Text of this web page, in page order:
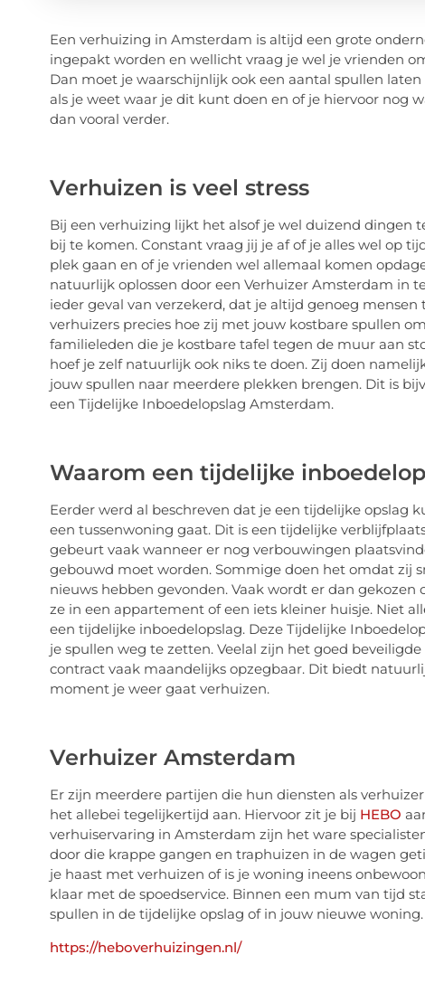
Een verhuizing in Amsterdam is altijd een grote
ingepakt worden en wellicht vraag je wel je vrienden
Dan moet je waarschijnlijk ook een aantal spullen
als je weet waar je dit kunt doen en of je hiervoor nog
dan vooral verder.
Verhuizen is veel stress
Bij een verhuizing lijkt het alsof je wel duizend dingen
bij te komen. Constant vraag jij je af of je alles wel op
plek gaan en of je vrienden wel allemaal komen
natuurlijk oplossen door een Verhuizer Amsterdam in
ieder geval van verzekerd, dat je altijd genoeg
verhuizers precies hoe zij met jouw kostbare spullen
familieleden die je kostbare tafel tegen de muur aan
hoef je zelf natuurlijk ook niks te doen. Zij doen
jouw spullen naar meerdere plekken brengen. Dit is
een Tijdelijke Inboedelopslag Amsterdam.
Waarom een tijdelijke
Eerder werd al beschreven dat je een tijdelijke opslag
een tussenwoning gaat. Dit is een tijdelijke
gebeurt vaak wanneer er nog verbouwingen
gebouwd moet worden. Sommige doen het omdat zij
nieuws hebben gevonden. Vaak wordt er dan
ze in een appartement of een iets kleiner huisje. Niet
een tijdelijke inboedelopslag. Deze Tijdelijke
je spullen weg te zetten. Veelal zijn het goed
contract vaak maandelijks opzegbaar. Dit biedt
moment je weer gaat verhuizen.
Verhuizer Amsterdam
Er zijn meerdere partijen die hun diensten als
het allebei tegelijkertijd aan. Hiervoor zit je bij HEBO
verhuiservaring in Amsterdam zijn het ware
door die krappe gangen en traphuizen in de wagen
je haast met verhuizen of is je woning ineens
klaar met de spoedservice. Binnen een mum van tijd
spullen in de tijdelijke opslag of in jouw nieuwe woning.
https://heboverhuizingen.nl/